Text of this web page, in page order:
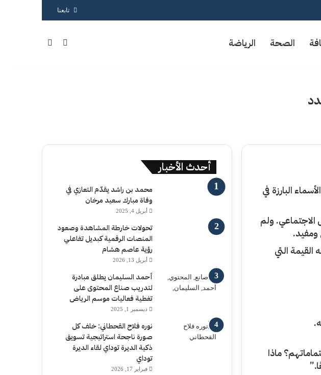
تابعنا
الصحة الرياضة الوضع المظلم
البارزة في
ولم
التي
ماذا
أحدث الأخبار
محمد بن راشد يقدّم التعازي في
وفاة مبارك سعيد مرخان
أبريل 4, 2025
تحولات خارطة المشاهدة وصعود
المنصات الرقمية كبديل تفاعلي
رؤية عاصم هشام
أبريل 13, 2026
أحمد السليمان يطلق مبادرة
لتدريب صناع المحتوى على
تغطية فعاليات موسم الرياض
ديسمبر 1, 2025
نوره فلاح القحطاني: خلف كل
صورة ناجحة استراتيجية تسويق
ذكية الديرة توداي لقاء الديرة
توداي
فبراير 17, 2026